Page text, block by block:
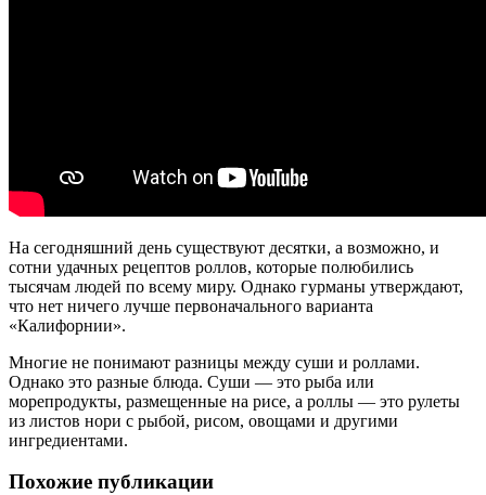
На сегодняшний день существуют десятки, а возможно, и
сотни удачных рецептов роллов, которые полюбились
тысячам людей по всему миру. Однако гурманы утверждают,
что нет ничего лучше первоначального варианта
«Калифорнии».
Многие не понимают разницы между суши и роллами.
Однако это разные блюда. Суши — это рыба или
морепродукты, размещенные на рисе, а роллы — это рулеты
из листов нори с рыбой, рисом, овощами и другими
ингредиентами.
Похожие публикации